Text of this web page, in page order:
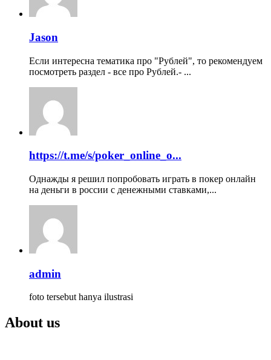
Jason
Если интересна тематика про "Рублей", то рекомендуем
посмотреть раздел - все про Рублей.- ...
https://t.me/s/poker_online_o...
Однажды я решил попробовать играть в покер онлайн
на деньги в россии с денежными ставками,...
admin
foto tersebut hanya ilustrasi
About us